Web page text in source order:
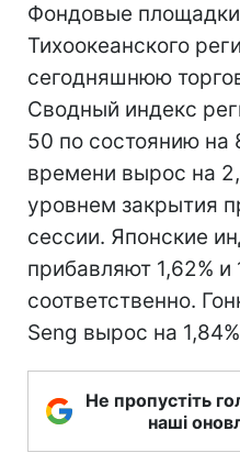
Фондовые
Тихоокеанского
сегодняшнюю
Сводный индекс
50 по состоянию на
времени вырос на
уровнем закрытия
сессии. Японские
прибавляют 1,62% и
соответственно.
Seng вырос на
Не пропустіть
наші